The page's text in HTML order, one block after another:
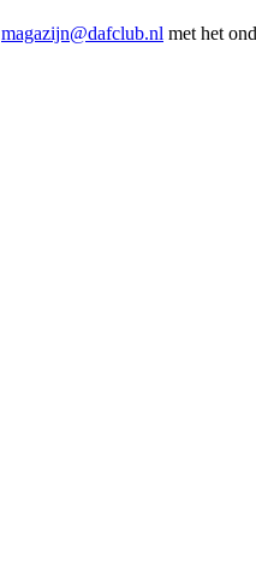
magazijn@dafclub.nl met het